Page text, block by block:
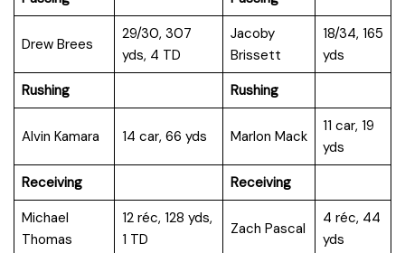
Drew Brees
29/30, 307
yds, 4 TD
Jacoby
Brissett
18/34, 165
yds
Rushing
Rushing
Alvin Kamara 14 car, 66 yds Marlon Mack
11 car, 19
yds
Receiving
Receiving
Michael
Thomas
12 réc, 128 yds,
1 TD
Zach Pascal
4 réc, 44
yds